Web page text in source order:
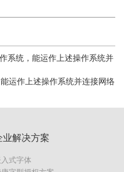
系统，能运作上述操作系统并
运作上述操作系统并连接网络
业解决方案
式字体